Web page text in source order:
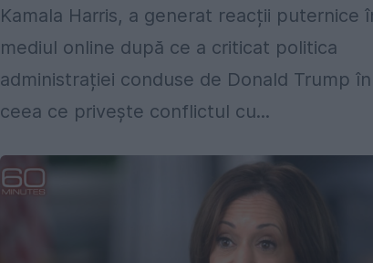
Kamala Harris, a generat reacții puternice
mediul online după ce a criticat politica
administrației conduse de Donald Trump în
ceea ce privește conflictul cu...